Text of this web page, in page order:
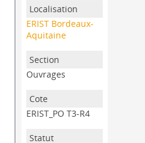
ERIST Bordeaux-
Aquitaine
Ouvrages
ERIST_PO T3-R4